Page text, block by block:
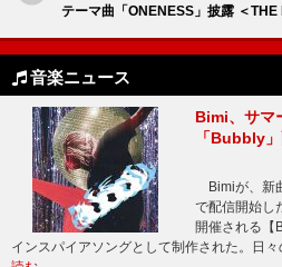
テーマ曲「ONENESS」披露 ＜THE
音楽ニュース
Bimi、サマ
「Bubbly
Bimiが、新
で配信開始
開催される【
インスパイアソングとして制作された。日